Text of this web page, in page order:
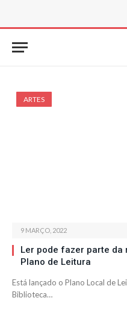
ARTES
9 MARÇO, 2022
Ler pode fazer parte da
Plano de Leitura
Está lançado o Plano Local de
Biblioteca…